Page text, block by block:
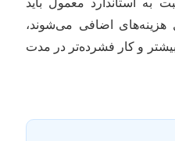
هزینه‌های اضافی می‌شوند،
و کار فشرده‌تر در مدت